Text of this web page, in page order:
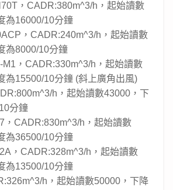
，CADR:380m^3/h，起始讀數
為16000/10分鐘
，CADR:240m^3/h，起始讀數
為8000/10分鐘
M1，CADR:330m^3/h，起始讀數
為15500/10分鐘 (斜上廣角出風)
h，起始讀數43000，下
分鐘
，CADR:830m^3/h，起始讀數
為36500/10分鐘
，CADR:328m^3/h，起始讀數
為13500/10分鐘
h，起始讀數50000，下降